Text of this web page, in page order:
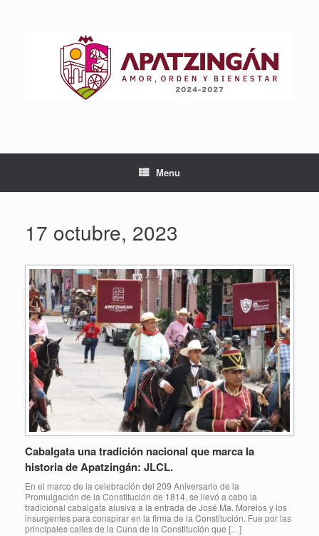
Menu
17 octubre, 2023
Cabalgata una tradición nacional que marca la
historia de Apatzingán: JLCL.
En el marco de la celebración del 209 Aniversario de la
Promulgación de la Constitución de 1814, se llevó a cabo la
tradicional cabalgata alusiva a la entrada de José Ma. Morelos y los
insurgentes para conspirar en la firma de la Constitución. Fue por las
principales calles de la Cuna de la Constitución que […]